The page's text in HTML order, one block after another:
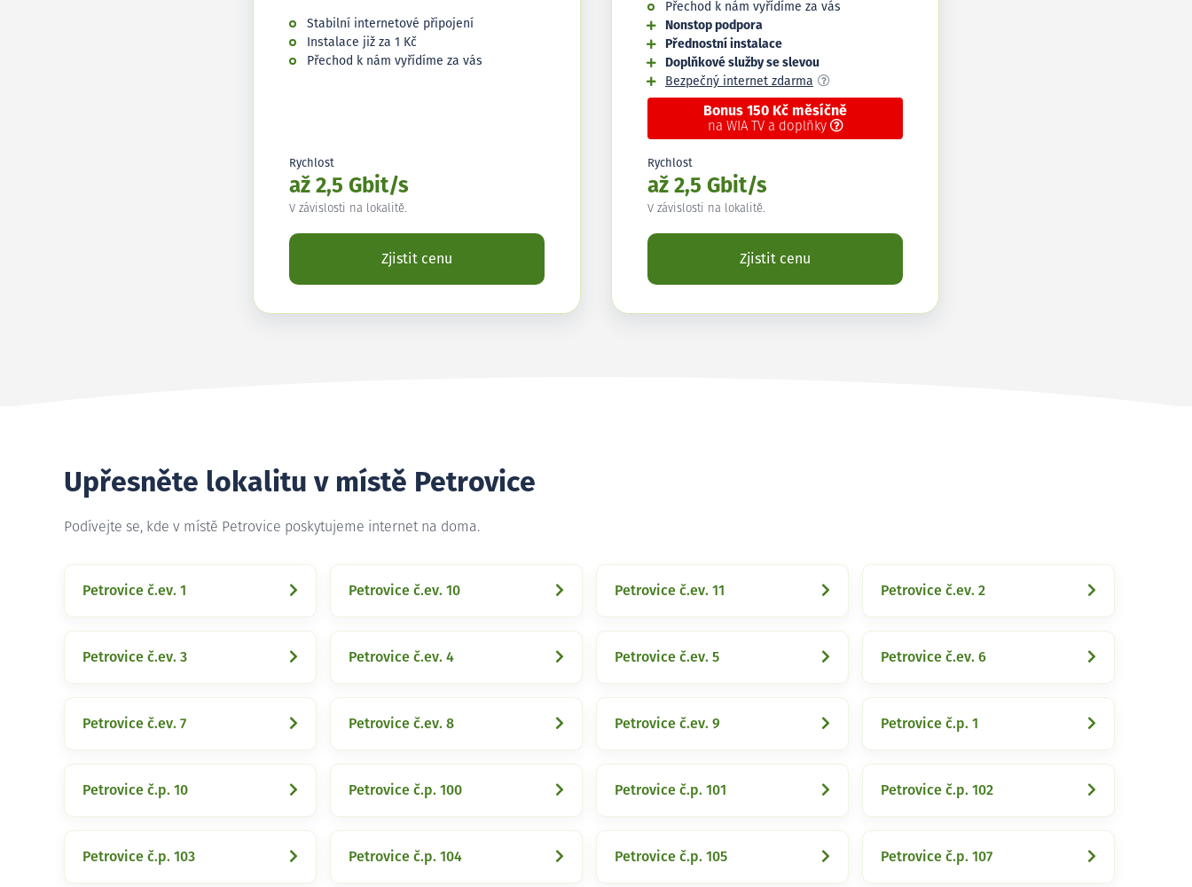
Stabilní internetové připojení
Instalace již za 1 Kč
Přechod k nám vyřídíme za vás
Rychlost
až 2,5 Gbit/s
V závislosti na lokalitě.
Zjistit cenu
Přechod k nám vyřídíme za vás
Nonstop podpora
Přednostní instalace
Doplňkové služby se slevou
Bezpečný internet zdarma
Bonus 150 Kč měsíčně
na WIA TV a doplňky
Rychlost
až 2,5 Gbit/s
V závislosti na lokalitě.
Zjistit cenu
Upřesněte lokalitu v místě Petrovice
Podívejte se, kde v místě Petrovice poskytujeme internet na doma.
Petrovice č.ev. 1 Petrovice č.ev. 10 Petrovice č.ev. 11 Petrovice č.ev. 2
Petrovice č.ev. 3 Petrovice č.ev. 4 Petrovice č.ev. 5 Petrovice č.ev. 6
Petrovice č.ev. 7 Petrovice č.ev. 8 Petrovice č.ev. 9 Petrovice č.p. 1
Petrovice č.p. 10 Petrovice č.p. 100 Petrovice č.p. 101 Petrovice č.p. 102
Petrovice č.p. 103 Petrovice č.p. 104 Petrovice č.p. 105 Petrovice č.p. 107